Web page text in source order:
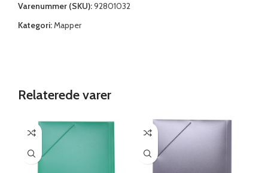
Varenummer (SKU):92801032
Kategori:Mapper
Relaterede varer